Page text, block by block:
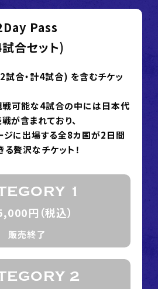
Pass
合セット)
合・計4試合) を含むチケッ
戦可能な4試合の中には日本代
が含まれており、
ジに出場する全8カ国が2日間
贅沢なチケット！
1
円（税込）
販売終了
2